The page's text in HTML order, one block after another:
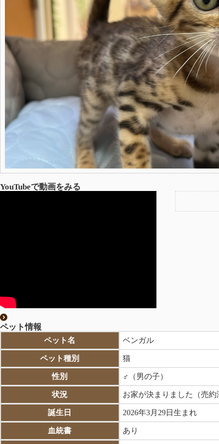
YouTubeで動画をみる
ペット情報
ペット名 ベンガル
ペット種別 猫
性別 ♂（男の子）
状況 お家が決まりました（売約
誕生日 2026年3月29日生まれ
血統書 あり